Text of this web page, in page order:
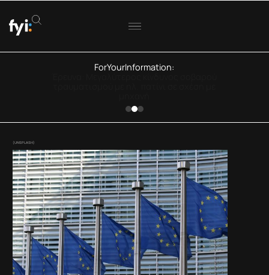
ForYourInformation:
(UNSPLASH)